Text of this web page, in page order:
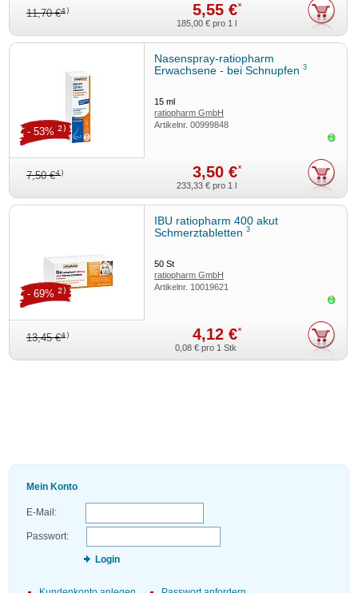
11,70 €4) 5,55 €*
185,00 € pro 1 l
Nasenspray-ratiopharm
Erwachsene - bei Schnupfen3
15ml
ratiopharm GmbH
Artikelnr.00999848
7,50 €4) 3,50 €*
- 53% 2)
233,33 € pro 1 l
IBU ratiopharm 400 akut
Schmerztabletten3
50St
ratiopharm GmbH
Artikelnr. 10019621
13,45 €4) 4,12 €*
- 69% 2)
0,08 € pro 1 Stk
Mein Konto
E-Mail:
Passwort:
Login